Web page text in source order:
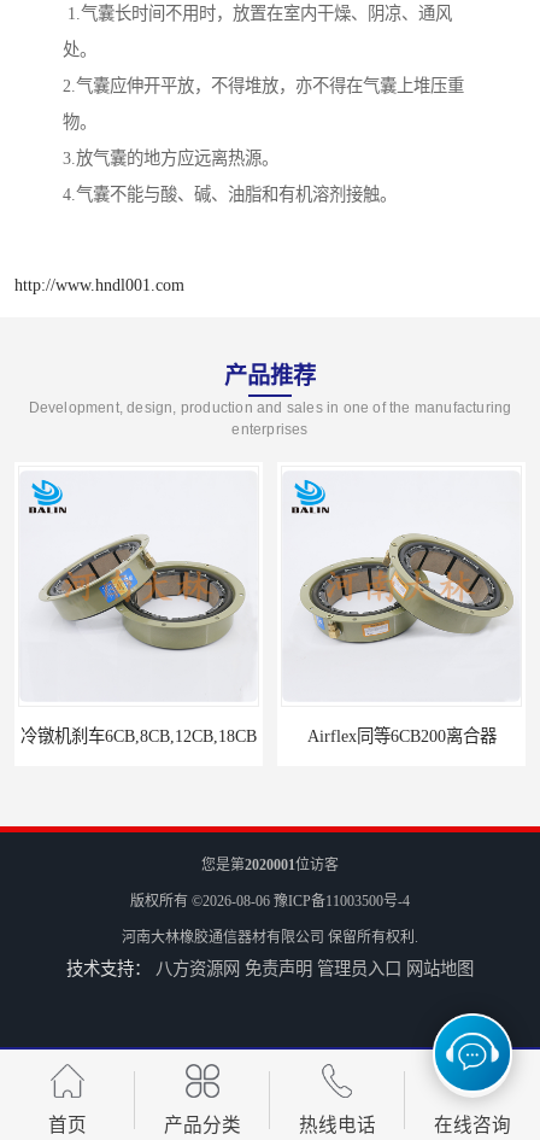
1.气囊长时间不用时，放置在室内干燥、阴凉、通风
处。
2.气囊应伸开平放，不得堆放，亦不得在气囊上堆压重
物。
3.放气囊的地方应远离热源。
4.气囊不能与酸、碱、油脂和有机溶剂接触。
http://www.hndl001.com
产品推荐
Development, design, production and sales in one of the manufacturing
enterprises
冷镦机刹车6CB,8CB,12CB,18CB Airflex同等6CB200离合器
气胎鼓式小型4CB200离合器刹车
您是第2020001位访客
版权所有 ©2026-08-06 豫ICP备11003500号-4
河南大林橡胶通信器材有限公司 保留所有权利.
技术支持： 八方资源网 免责声明 管理员入口 网站地图
首页 产品分类 热线电话 在线咨询